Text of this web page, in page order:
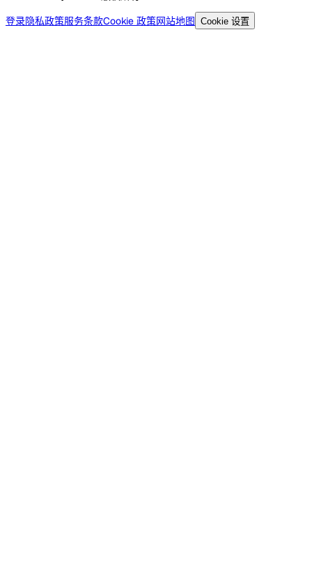
登录隐私政策服务条款Cookie 政策网站地图 Cookie 设置